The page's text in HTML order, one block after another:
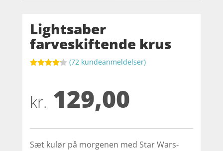
Lightsaber
farveskiftende krus
på
kundebedø
(72 kundeanmeldelser)
kr. 129,00
Sæt kulør på morgenen med Star Wars-